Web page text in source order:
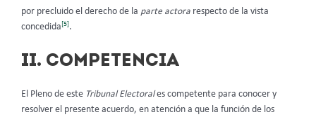
por precluido el derecho de la parte actora respecto de la vista
concedida[5].
II. COMPETENCIA
El Pleno de este Tribunal Electorales competente para conocer y
resolver el presente acuerdo, en atención a que la función de los